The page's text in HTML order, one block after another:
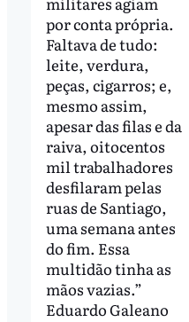
por conta própria.
Faltava de tudo:
leite, verdura,
peças, cigarros; e,
mesmo assim,
apesar das filas e da
raiva, oitocentos
mil trabalhadores
desfilaram pelas
ruas de Santiago,
uma semana antes
do fim. Essa
multidão tinha as
mãos vazias.”
Eduardo Galeano